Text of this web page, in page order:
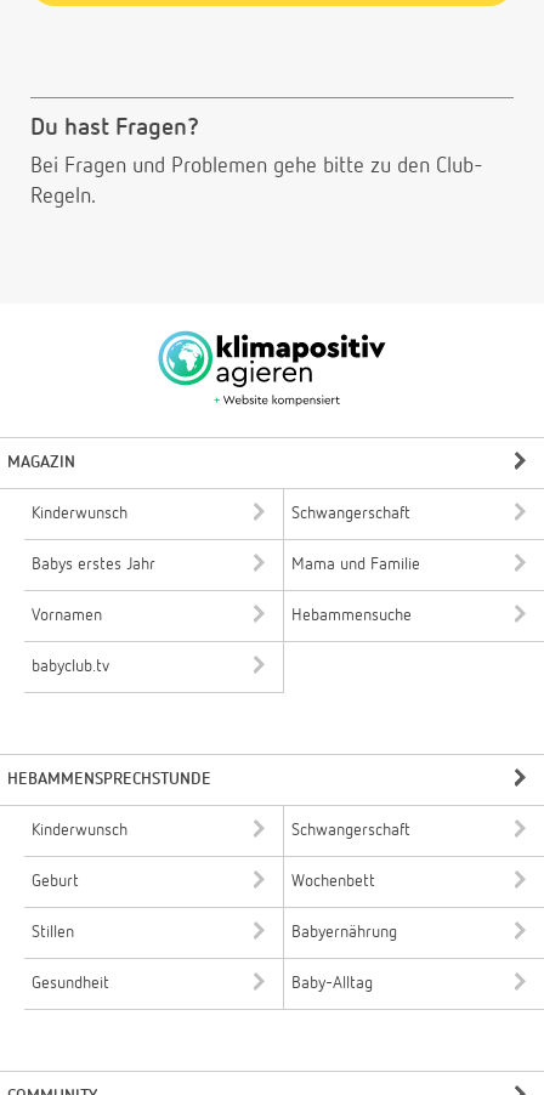
Du hast Fragen?
Bei Fragen und Problemen gehe bitte zu den Club-
Regeln.
MAGAZIN
Kinderwunsch Schwangerschaft
Babys erstes Jahr Mama und Familie
Vornamen Hebammensuche
babyclub.tv
HEBAMMENSPRECHSTUNDE
Kinderwunsch Schwangerschaft
Geburt Wochenbett
Stillen Babyernährung
Gesundheit Baby-Alltag